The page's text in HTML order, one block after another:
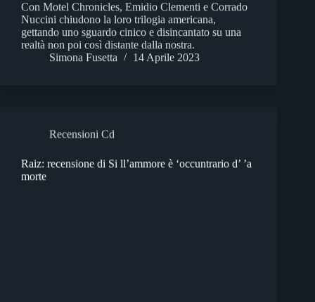
Con Motel Chronicles, Emidio Clementi e Corrado
Nuccini chiudono la loro trilogia americana,
gettando uno sguardo cinico e disincantato su una
realtà non poi così distante dalla nostra.
Simona Fusetta
14 Aprile 2023
Recensioni Cd
Raiz: recensione di Si ll’ammore è ‘occuntrario d’ ’a
morte